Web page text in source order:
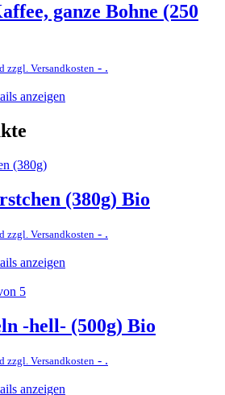
ganze Bohne (250
zzgl. Versandkosten - .
anzeigen
(380g) Bio
zzgl. Versandkosten - .
anzeigen
5
-hell- (500g) Bio
zzgl. Versandkosten - .
anzeigen